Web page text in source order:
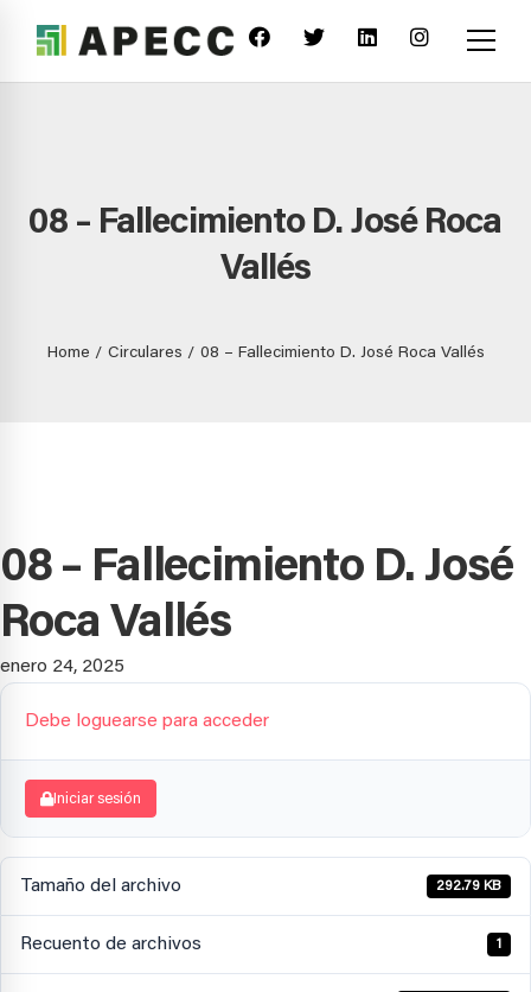
08 – Fallecimiento D. José Roca
Vallés
Home Circulares 08 – Fallecimiento D. José Roca Vallés
08 – Fallecimiento D. José
Roca Vallés
enero 24, 2025
Debe loguearse para acceder
Iniciar sesión
Tamaño del archivo 292.79 KB
Recuento de archivos 1